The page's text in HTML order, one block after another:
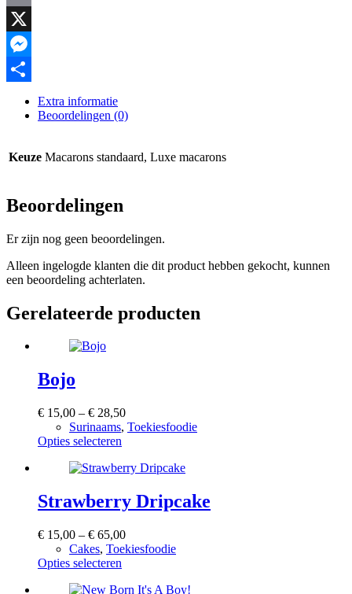
Email
X
Messenger
Extra informatie
Beoordelingen (0)
Keuze Macarons standaard, Luxe macarons
Beoordelingen
Er zijn nog geen beoordelingen.
Alleen ingelogde klanten die dit product hebben gekocht, kunnen
een beoordeling achterlaten.
Gerelateerde producten
Bojo
€ 15,00 – € 28,50Prijsklasse:
€ 15,00
Surinaams, Toekiesfoodie
Opties selecteren
heeft
variaties.
Deze
kan
gekozen
worden
Strawberry Dripcake
€ 15,00 – € 65,00Prijsklasse:
€ 15,00
Cakes, Toekiesfoodie
Opties selecteren
heeft